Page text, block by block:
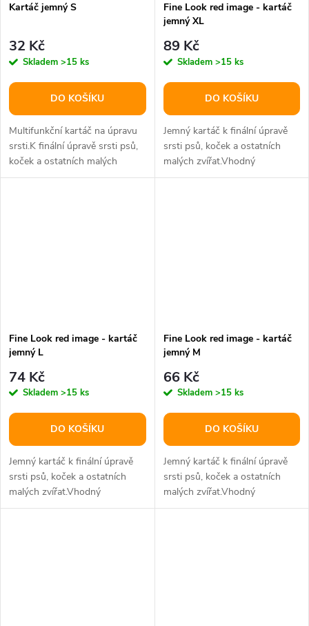
Kartáč jemný S
32 Kč
Skladem >15 ks
DO KOŠÍKU
Multifunkční kartáč na úpravu
srsti.K finální úpravě srsti psů,
koček a ostatních malých
zvířat.Doporučujeme na...
Fine Look red image - kartáč
jemný XL
89 Kč
Skladem >15 ks
DO KOŠÍKU
Jemný kartáč k finální úpravě
srsti psů, koček a ostatních
malých zvířat.Vhodný
především na kudrnatou srst
Fine Look red image - kartáč
jemný L
74 Kč
Skladem >15 ks
DO KOŠÍKU
Jemný kartáč k finální úpravě
srsti psů, koček a ostatních
malých zvířat.Vhodný
především na kudrnatou srst
Fine Look red image - kartáč
jemný M
66 Kč
Skladem >15 ks
DO KOŠÍKU
Jemný kartáč k finální úpravě
srsti psů, koček a ostatních
malých zvířat.Vhodný
především na kudrnatou srst